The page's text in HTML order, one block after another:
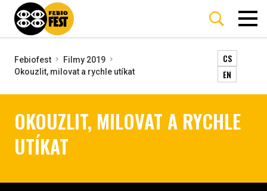
Febiofest
Filmy 2019
Okouzlit, milovat a rychle utíkat
CS
EN
OKOUZLIT, MILOVAT A RYCHLE
UTÍKAT